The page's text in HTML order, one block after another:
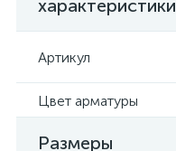
характеристики
Артикул
Цвет арматуры
Размеры